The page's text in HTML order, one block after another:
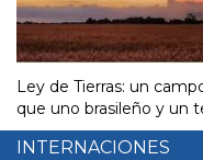
Ley de Tierras: un
que uno brasileño y un
INTERNACIONES